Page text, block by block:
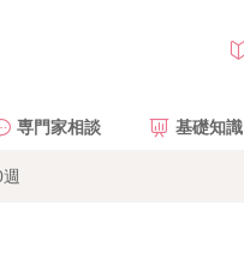
専門家相談 基礎知識